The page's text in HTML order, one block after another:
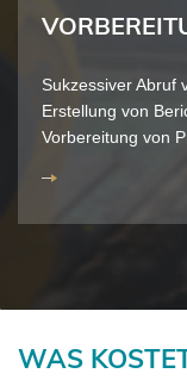
Sukzessiver Abruf
Erstellung von
Vorbereitung von
WAS